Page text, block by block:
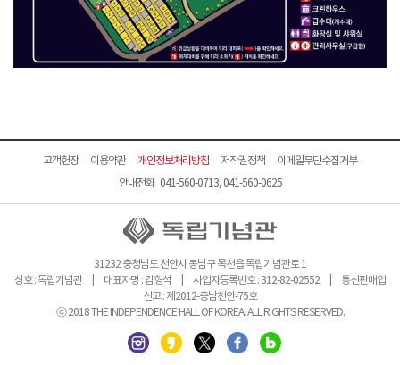
고객헌장 이용약관 개인정보처리방침 저작권정책
이메일무단수집거부
안내전화 041-560-0713, 041-560-0625
31232 충청남도 천안시 동남구 목천읍 독립기념관로 1
상호 : 독립기념관 | 대표자명 : 김형석 | 사업자등록번호 : 312-82-02552 | 통신판매업
신고 : 제2012-충남천안-75호
ⓒ 2018 THE INDEPENDENCE HALL OF KOREA. ALL RIGHTS RESERVED.